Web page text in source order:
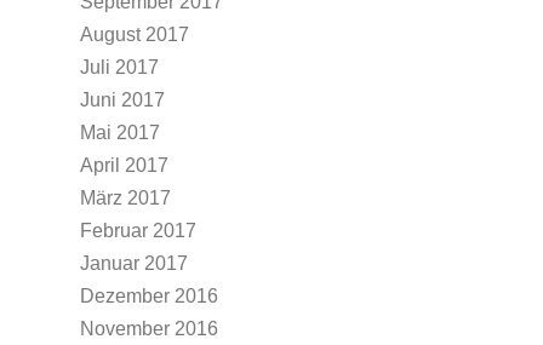
August 2017
Juli 2017
Juni 2017
Mai 2017
April 2017
März 2017
Februar 2017
Januar 2017
Dezember 2016
November 2016